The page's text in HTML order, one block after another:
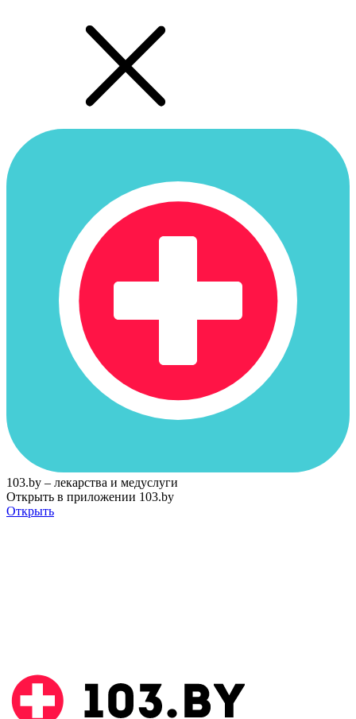
103.by – лекарства и медуслуги
Открыть в приложении 103.by
Открыть